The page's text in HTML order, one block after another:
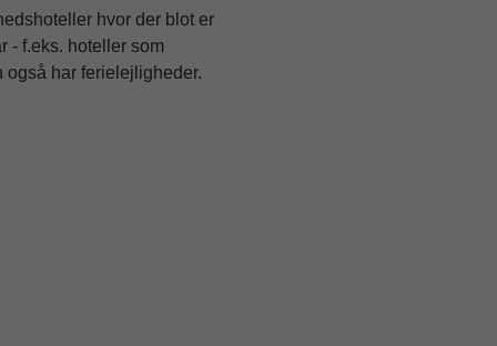
hvor der blot er
- f.eks. hoteller som
har ferielejligheder.